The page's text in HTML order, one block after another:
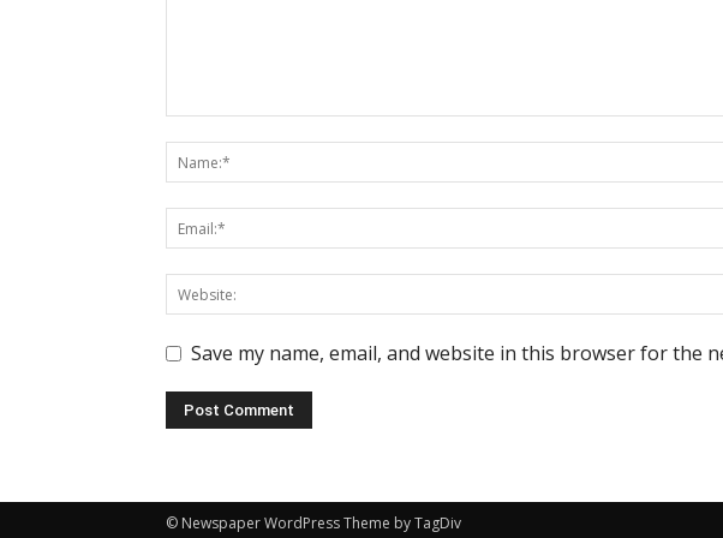
Save my name, email, and website in this browser for the
© Newspaper WordPress Theme by TagDiv